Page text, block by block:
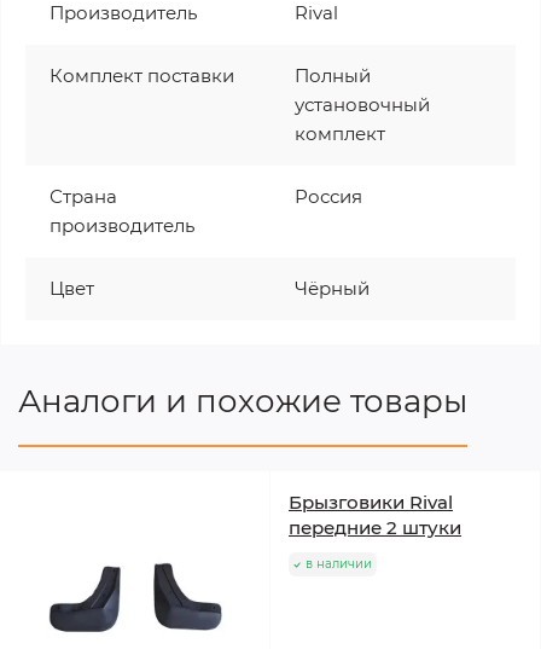
Производитель Rival
Комплект поставки
Полный
установочный
комплект
Страна
производитель
Россия
Цвет Чёрный
Аналоги и похожие товары
Брызговики Rival
передние 2 штуки
в наличии